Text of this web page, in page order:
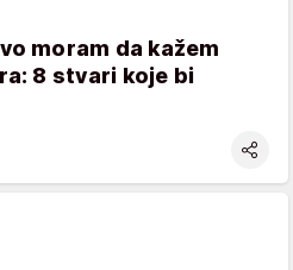
moram da kažem
8 stvari koje bi